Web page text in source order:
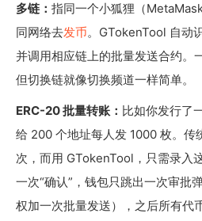
多链： 指同一个小狐狸（
同网络去发币。GTokenTool 自动
并调用相应链上的批量发送合约。
但切换链就像切换频道一样简单。
ERC-20 批量转账： 比如你发行了
给 200 个地址每人发 1000 枚。传
次，而用 GTokenTool，只需录入
一次“确认”，钱包只跳出一次审批
权加一次批量发送），之后所有代